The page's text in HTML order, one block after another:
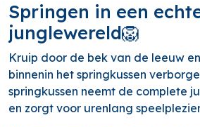
Springen in een
junglewereld🦁
Kruip door de bek van de leeuw
binnenin het springkussen
springkussen neemt de complete
en zorgt voor urenlang